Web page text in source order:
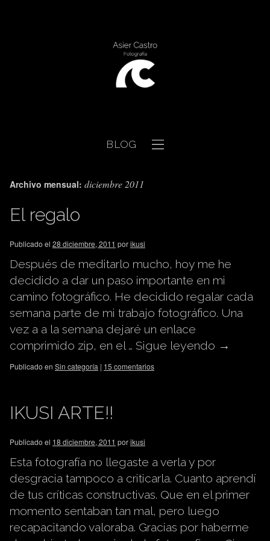
BLOG
Archivo mensual: diciembre 2011
El regalo
Publicado el 28 diciembre, 2011 porikusi
Después de meditarlo mucho, hoy me he
decidido a dar un paso importante en mi
camino fotográfico. He decidido regalar cada
semana parte de mi trabajo fotográfico. Una
vez a a la semana dejaré un enlace
comprimido zip, en el … Sigue leyendo →
Publicado en Sin categoría | 15 comentarios
IKUSI ARTE!!
Publicado el 18 diciembre, 2011 porikusi
Esta fotografía no llegaste a verla y por
desgracia tampoco a criticarla. Cuanto aprendí
de tus críticas constructivas. Que en el primer
momento sentaban tan mal, pero luego
recapacitando valoraba. Gracias por haberme